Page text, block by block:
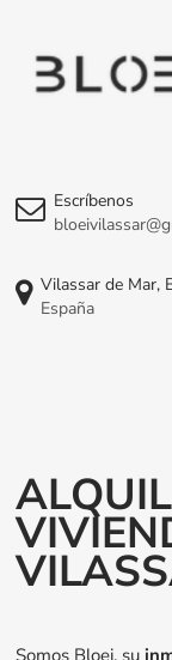
Escríbenos
Vilassar de Mar,
España
Somos Bloei, su